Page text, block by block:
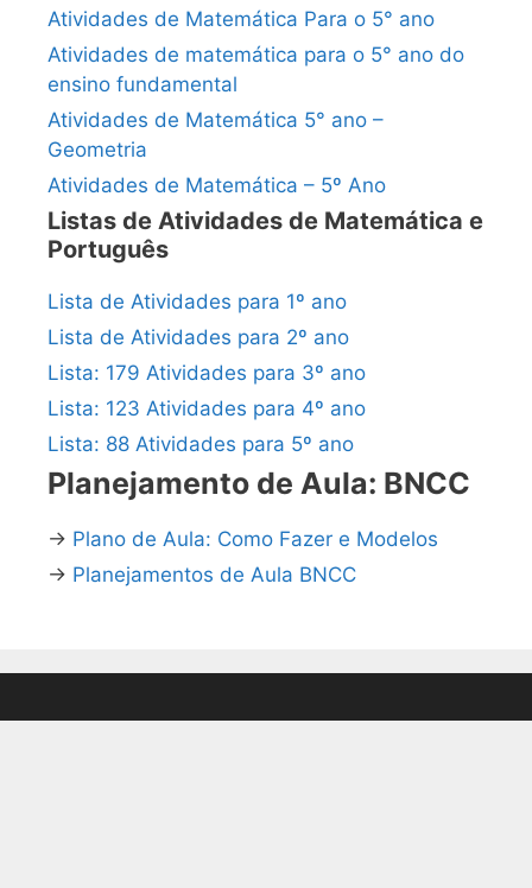
Atividades de Matemática Para o 5° ano
Atividades de matemática para o 5° ano do
ensino fundamental
Atividades de Matemática 5° ano –
Geometria
Atividades de Matemática – 5º Ano
Listas de Atividades de Matemática e
Português
Lista de Atividades para 1º ano
Lista de Atividades para 2º ano
Lista: 179 Atividades para 3º ano
Lista: 123 Atividades para 4º ano
Lista: 88 Atividades para 5º ano
Planejamento de Aula: BNCC
→ Plano de Aula: Como Fazer e Modelos
→ Planejamentos de Aula BNCC